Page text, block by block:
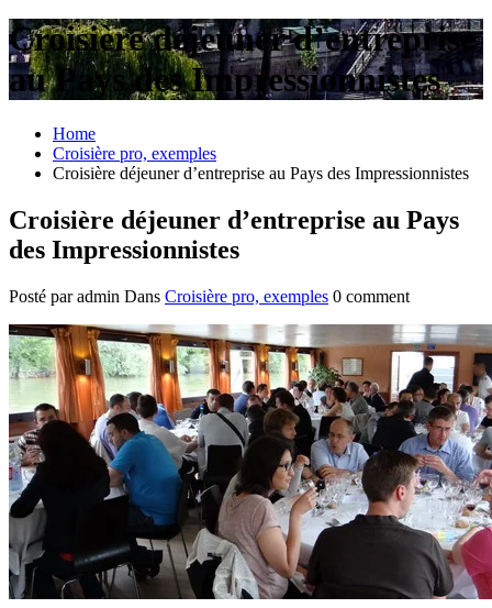
Croisière déjeuner d’entreprise
au Pays des Impressionnistes
Home
Croisière pro, exemples
Croisière déjeuner d’entreprise au Pays des Impressionnistes
Croisière déjeuner d’entreprise au Pays
des Impressionnistes
Posté par admin Dans Croisière pro, exemples 0 comment